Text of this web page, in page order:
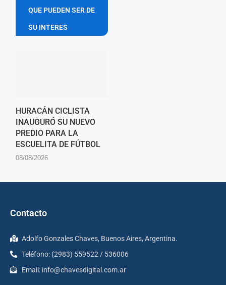
QUE PUEDEN SER DE
SU INTERES
HURACÁN CICLISTA
INAUGURÓ SU NUEVO
PREDIO PARA LA
ESCUELITA DE FÚTBOL
08/08/2026
Contacto
Adolfo Gonzales Chaves, Buenos Aires, Argentina.
Teléfono: (2983) 559522 / 536006
Email: info@chavesdigital.com.ar